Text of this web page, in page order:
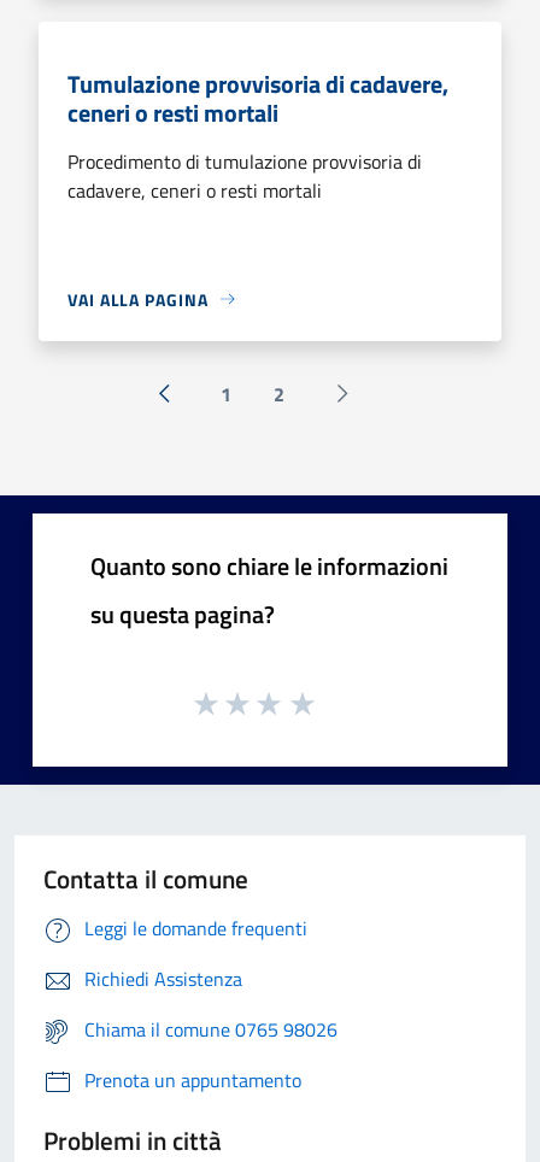
Tumulazione provvisoria di cadavere,
ceneri o resti mortali
Procedimento di tumulazione provvisoria di
cadavere, ceneri o resti mortali
VAI ALLA PAGINA
« Precedente
1 2 Successiva »
Quanto sono chiare le informazioni
su questa pagina?
Contatta il comune
Leggi le domande frequenti
Richiedi Assistenza
Chiama il comune 0765 98026
Prenota un appuntamento
Problemi in città